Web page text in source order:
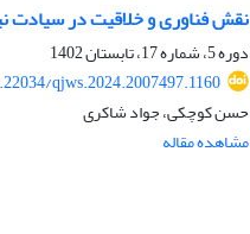
نقش فناوری و خلاقیت در سیادت
دوره 5، شماره 17، تابستان 1402
qjws.2024.2007497.1160
حسن کوچکی، جواد شاکری
مشاهده مقاله